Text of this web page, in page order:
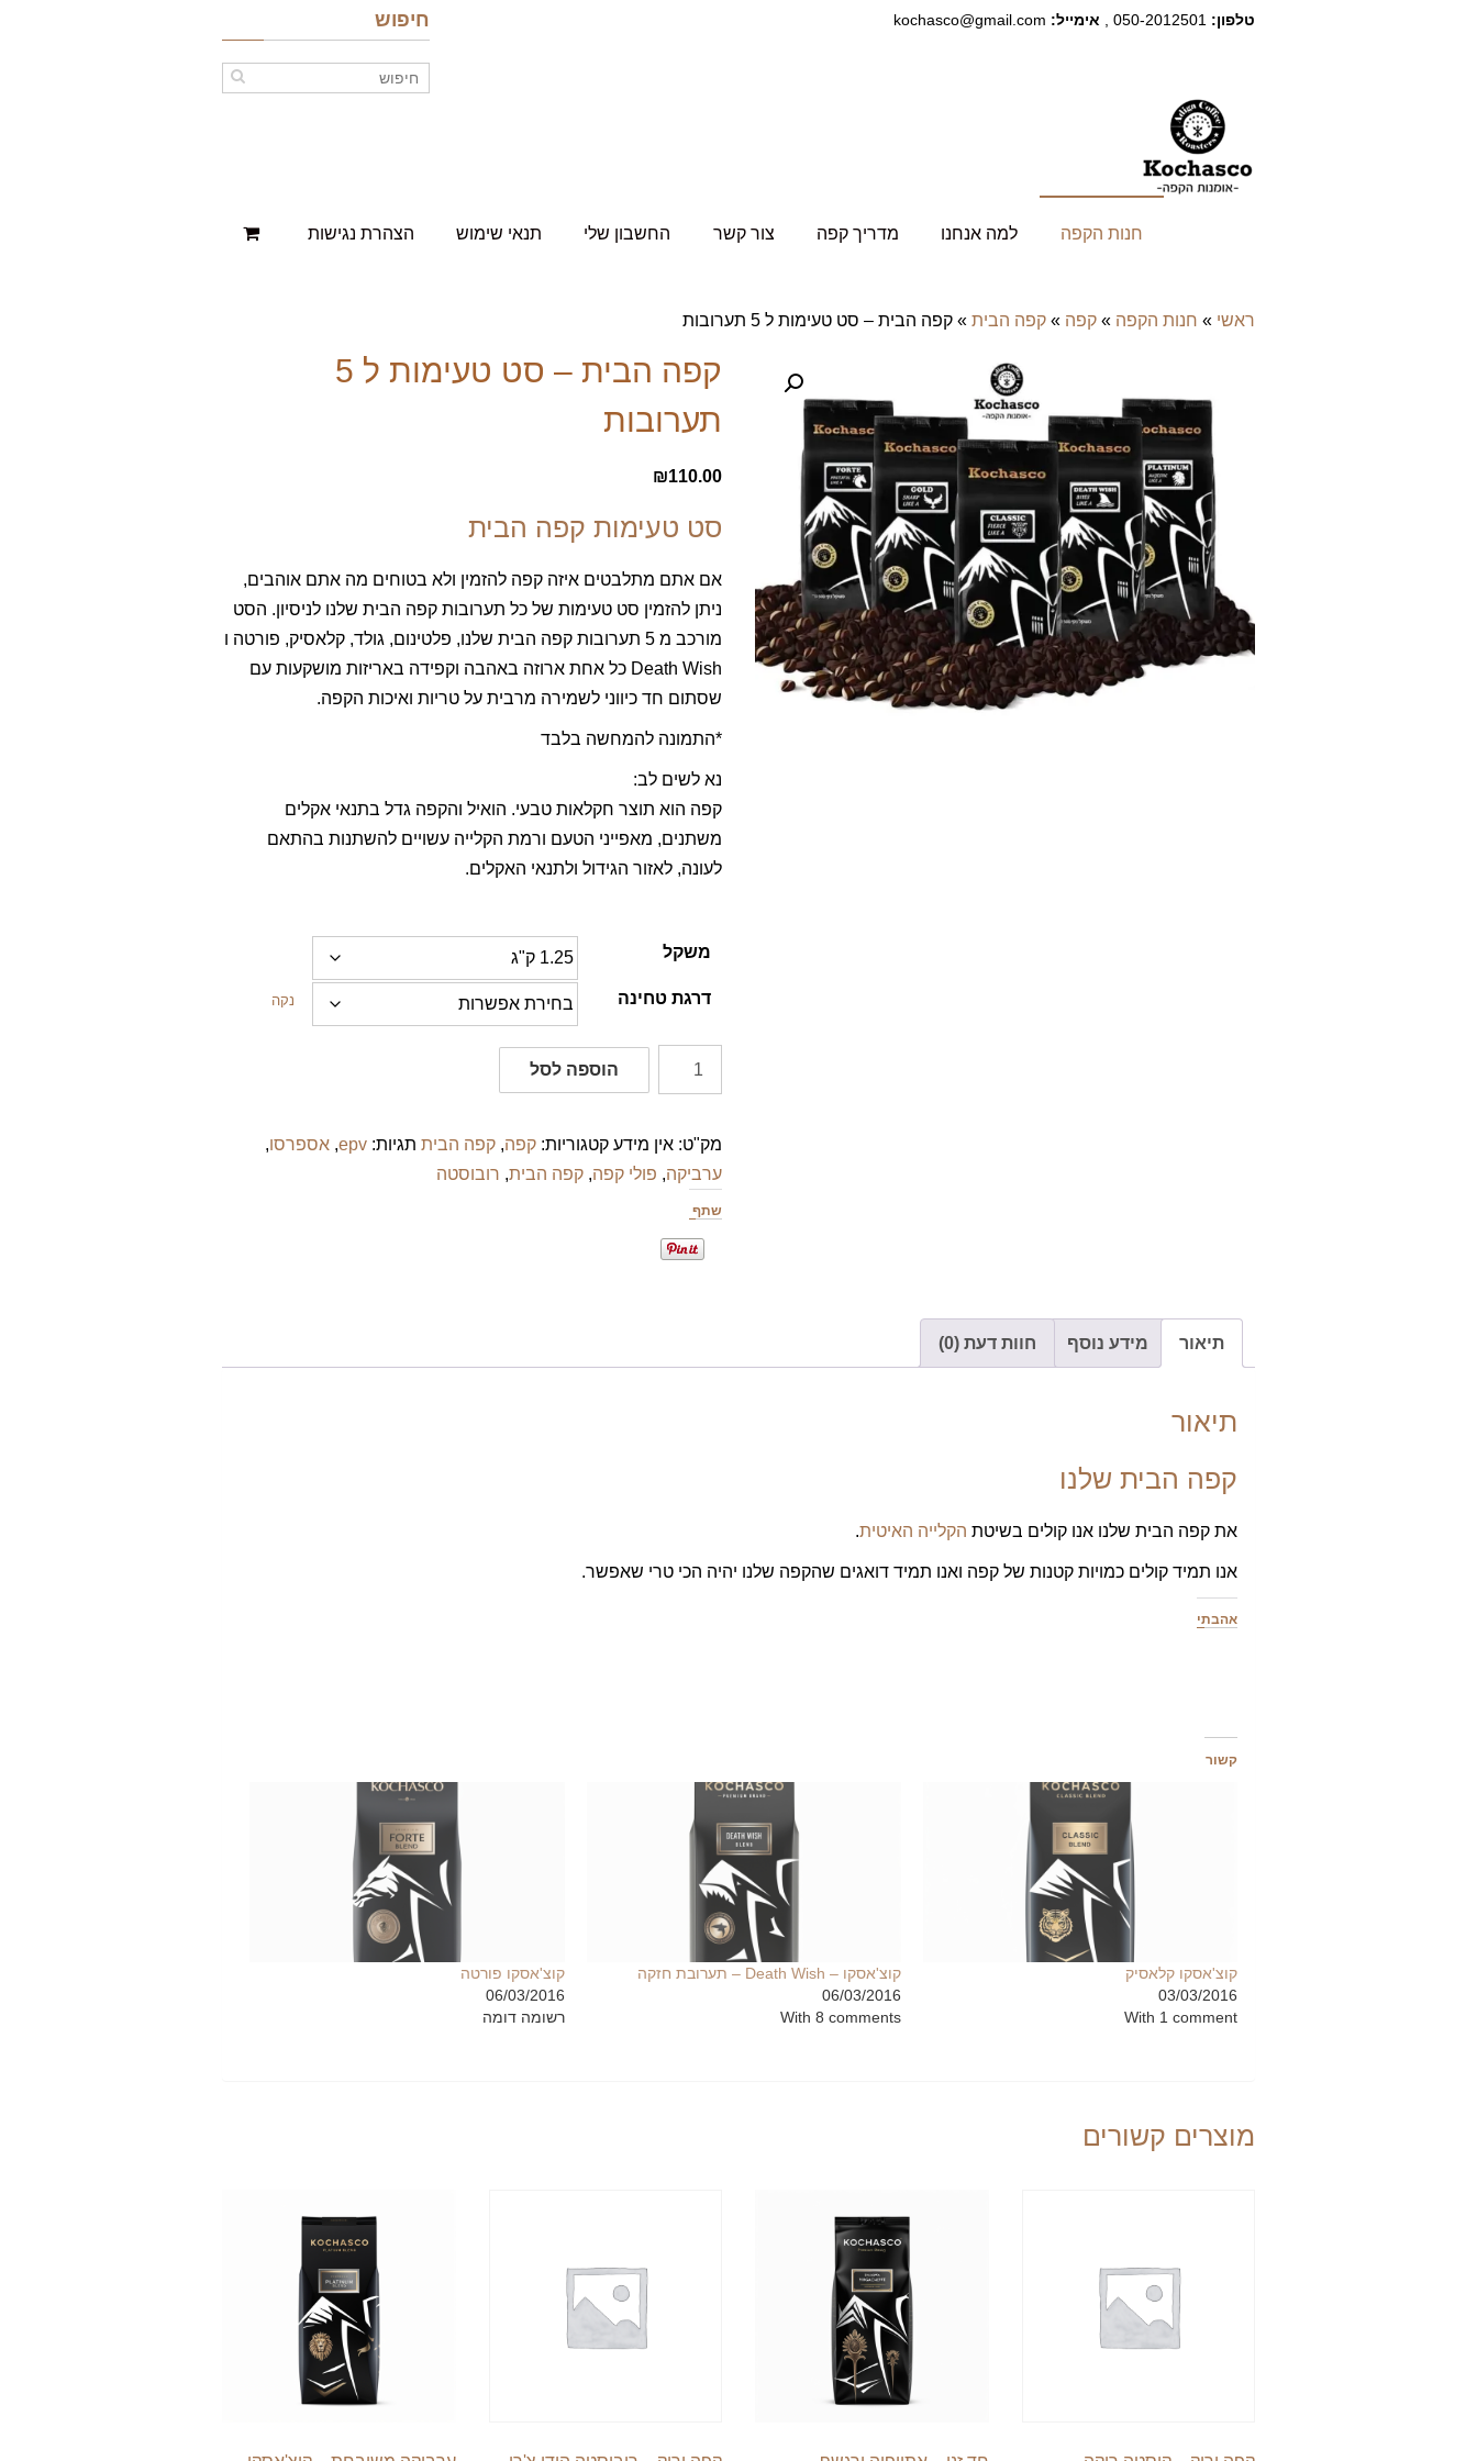
טלפון: אימייל: חיפוש
חנות הקפה למה אנחנו מדריך קפה צור קשר החשבון שלי תנאי שימוש הצהרת נגישות
ראשי » חנות הקפה » קפה » קפה הבית » קפה הבית – סט טעימות ל 5 תערובות
קפה הבית – סט טעימות ל 5
תערובות
₪110.00
סט טעימות קפה הבית
אם אתם מתלבטים איזה קפה להזמין ולא בטוחים מה אתם אוהבים,
ניתן להזמין סט טעימות של כל תערובות קפה הבית שלנו לניסיון. הסט
מורכב מ 5 תערובות קפה הבית שלנו, פלטינום, גולד, קלאסיק, פורטה ו
Death Wish כל אחת ארוזה באהבה וקפידה באריזות מושקעות עם
שסתום חד כיווני לשמירה מרבית על טריות ואיכות הקפה.
*התמונה להמחשה בלבד
נא לשים לב:
קפה הוא תוצר חקלאות טבעי. הואיל והקפה גדל בתנאי אקלים
משתנים, מאפייני הטעם ורמת הקלייה עשויים להשתנות בהתאם
לעונה, לאזור הגידול ולתנאי האקלים.
משקל
דרגת טחינה נקה
כמות
הבית
-
סט
טעימות
הוספה לסל
מק"ט: אין מידע קטגוריות: קפה, קפה הבית תגיות: epv
, אספרסו,
ערביקה, פולי קפה, קפה הבית, רובוסטה
שתף
תיאור מידע נוסף חוות דעת (0)
תיאור
קפה הבית שלנו
את קפה הבית שלנו אנו קולים בשיטת הקלייה האיטית.
אנו תמיד קולים כמויות קטנות של קפה ואנו תמיד דואגים שהקפה שלנו יהיה הכי טרי שאפשר.
אהבתי
קשור
קוצ'אסקו קלאסיק
03/03/2016
With 1 comment
קוצ'אסקו – Death Wish – תערובת חזקה
06/03/2016
With 8 comments
קוצ'אסקו פורטה
06/03/2016
רשומה דומה
מוצרים קשורים